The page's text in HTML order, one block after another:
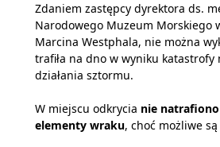
Zdaniem zastępcy dyrektora ds.
Narodowego Muzeum Morskiego
Marcina Westphala, nie można
trafiła na dno w wyniku katastrofy
działania sztormu.
W miejscu odkrycia nie natrafiono
elementy wraku, choć możliwe